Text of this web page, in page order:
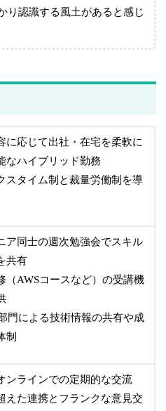
り認識する風土があると感じ
に応じて出社・在宅を柔軟に
なハイブリッド勤務
スタイム制と裁量労働制を導
ア同士の週次勉強会でスキル
共有
（AWSコースなど）の受講機
門による技術情報の共有や成
制
ンラインでの定期的な交流
えた連携とフランクな意見交